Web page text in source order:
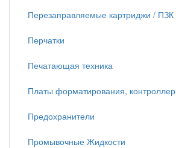
Перезаправляемые картриджи / ПЗК
Перчатки
Печатающая техника
Платы форматирования, контроллер
Предохранители
Промывочные Жидкости